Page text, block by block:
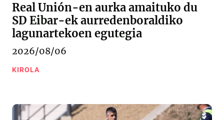
Real Unión-en aurka amaituko du
SD Eibar-ek aurredenboraldiko
lagunartekoen egutegia
2026/08/06
KIROLA